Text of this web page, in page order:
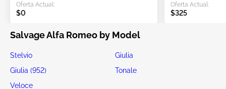
Oferta Actual:
$0
Oferta Actual:
$325
Salvage Alfa Romeo by Model
Stelvio
Giulia
Giulia (952)
Tonale
Veloce